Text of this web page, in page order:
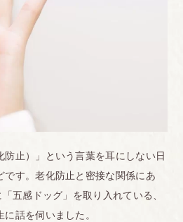
防止）」という言葉を耳にしない日
です。老化防止と密接な関係にあ
五感ドッグ」を取り入れている、
話を伺いました。